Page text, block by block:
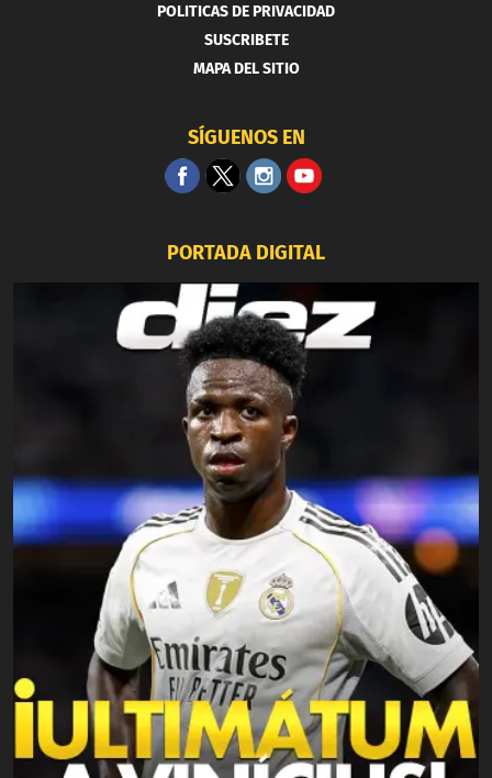
POLITICAS DE PRIVACIDAD
SUSCRIBETE
MAPA DEL SITIO
SÍGUENOS EN
PORTADA DIGITAL